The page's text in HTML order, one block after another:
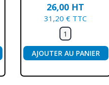
26,00 HT
31,20 € TTC
AJOUTER AU PANIER